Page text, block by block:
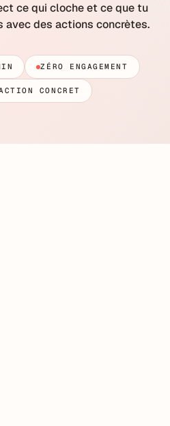
ce qui cloche et ce que tu
avec des actions concrètes.
ZÉRO ENGAGEMENT
CONCRET